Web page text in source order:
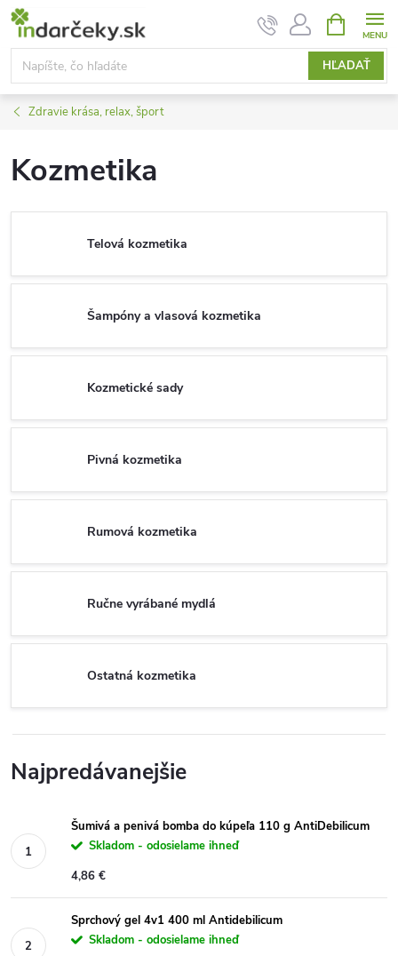
Prejsť
obsah
HĽADAŤ
KOŠÍK
Zdravie krása, relax, šport
Kozmetika
Telová kozmetika
Šampóny a vlasová kozmetika
Kozmetické sady
Pivná kozmetika
Rumová kozmetika
Ručne vyrábané mydlá
Ostatná kozmetika
Najpredávanejšie
Šumivá a penivá bomba do kúpeľa 110 g AntiDebilicum
Skladom - odosielame ihneď
4,86 €
Sprchový gel 4v1 400 ml Antidebilicum
Skladom - odosielame ihneď